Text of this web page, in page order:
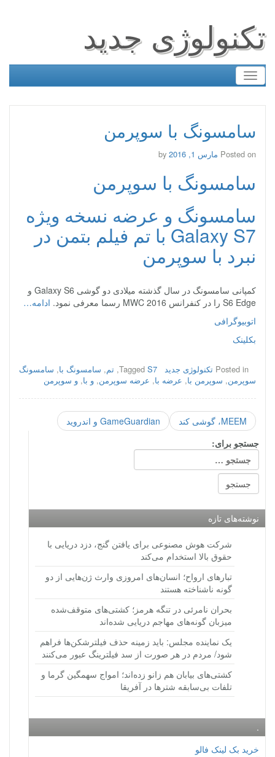
تکنولوژی جدید
Toggle
navigation
سامسونگ با سوپرمن
Posted on مارس 1, 2016
سامسونگ با سوپرمن
سامسونگ و عرضه نسخه ویژه
Galaxy S7 با تم فیلم بتمن در
نبرد با سوپرمن
کمپانی سامسونگ در سال گذشته میلادی دو گوشی Galaxy S6 و
S6 Edge را در کنفرانس MWC 2016 رسما معرفی نمود.
ادامه…
اتوبیوگرافی
بکلینک
Posted in تکنولوژی جدید Tagged S7
, تم, سامسونگ با, سامسونگ
سوپرمن, سوپرمن با, عرضه با, عرضه سوپرمن, و با, و سوپرمن
GameGuardian و اندروید
MEEM، گوشی کند
جستجو برای:
نوشته‌های تازه
شرکت هوش مصنوعی برای یافتن گنج، دزد دریایی با
حقوق بالا استخدام می‌کند
تبارهای ارواح؛ انسان‌های امروزی وارث ژن‌هایی از دو
گونه ناشناخته هستند
بحران نامرئی در تنگه هرمز؛ کشتی‌های متوقف‌شده
میزبان گونه‌های مهاجم دریایی شده‌اند
یک نماینده مجلس: باید زمینه حذف فیلترشکن‌ها فراهم
شود/ مردم در هر صورت از سد فیلترینگ عبور می‌کنند
کشتی‌های بیابان هم زانو زده‌اند؛ امواج سهمگین گرما و
تلفات بی‌سابقه شترها در آفریقا
.
خرید بک لینک فالو